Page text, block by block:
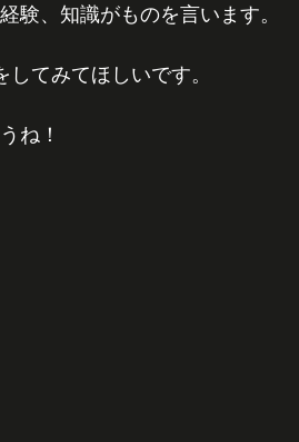
験、知識がものを言います。
てみてほしいです。
ね！